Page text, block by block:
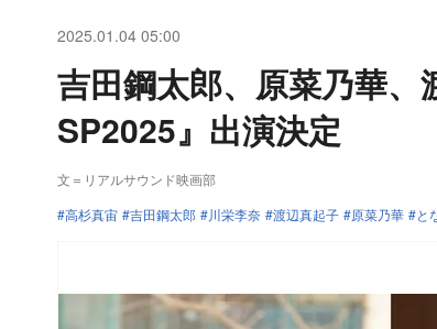
2025.01.04 05:00
吉田鋼太郎、原菜乃華
SP2025』出演決定
文＝リアルサウンド映画部
高杉真宙
吉田鋼太郎 川栄李奈 渡辺真起子 原菜乃華 と